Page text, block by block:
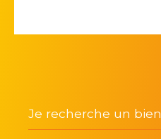
Je recherche un bien